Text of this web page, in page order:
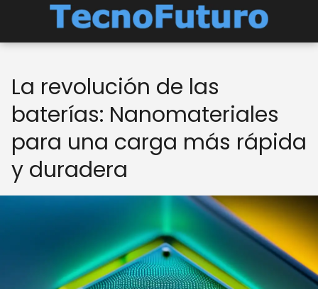
La revolución de las
baterías: Nanomateriales
para una carga más rápida
y duradera